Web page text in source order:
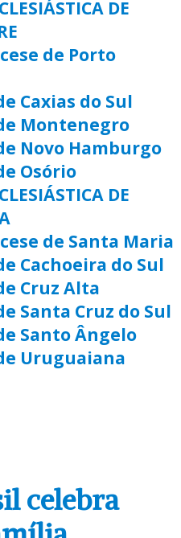
DE
de Porto
Caxias do Sul
Montenegro
Novo Hamburgo
Osório
DE
de Santa Maria
Cachoeira do Sul
Cruz Alta
Santa Cruz do Sul
Santo Ângelo
Uruguaiana
celebra